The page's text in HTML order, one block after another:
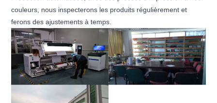
couleurs, nous inspecterons les produits régulièrement et
ferons des ajustements à temps.